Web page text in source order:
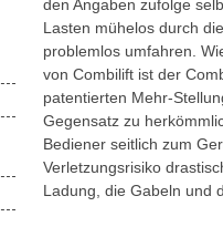
den Angaben zufolge
Lasten mühelos durch
problemlos umfahren.
von Combilift ist der
patentierten Mehr-
Gegensatz zu
Bediener seitlich zum
Verletzungsrisiko
Ladung, die Gabeln und